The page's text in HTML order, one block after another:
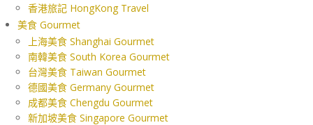
香港旅記 HongKong Travel
美食 Gourmet
上海美食 Shanghai Gourmet
南韓美食 South Korea Gourmet
台灣美食 Taiwan Gourmet
德國美食 Germany Gourmet
成都美食 Chengdu Gourmet
新加坡美食 Singapore Gourmet